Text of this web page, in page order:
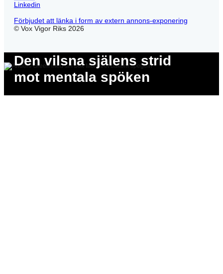
Linkedin
Förbjudet att länka i form av extern annons-exponering
© Vox Vigor Riks 2026
Den vilsna själens strid
mot mentala spöken